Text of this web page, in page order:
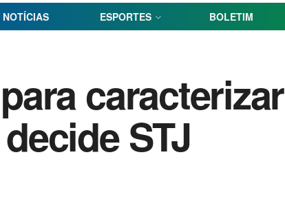
NOTÍCIAS ESPORTES BOLETIM
caracterizar
STJ